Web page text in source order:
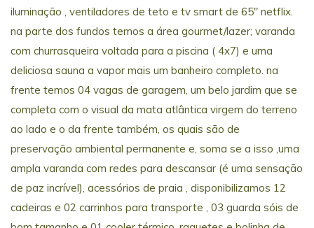
iluminação , ventiladores de teto e tv smart de 65" netflix.
na parte dos fundos temos a área gourmet/lazer; varanda
com churrasqueira voltada para a piscina ( 4x7) e uma
deliciosa sauna a vapor mais um banheiro completo. na
frente temos 04 vagas de garagem, um belo jardim que se
completa com o visual da mata atlântica virgem do terreno
ao lado e o da frente também, os quais são de
preservação ambiental permanente e, soma se a isso ,uma
ampla varanda com redes para descansar (é uma sensação
de paz incrível), acessórios de praia , disponibilizamos 12
cadeiras e 02 carrinhos para transporte , 03 guarda sóis de